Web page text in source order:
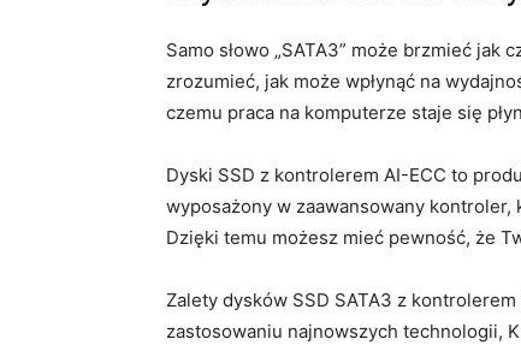
Samo słowo „SATA3” może brzmieć
zrozumieć, jak może ⁢wpłynąć na
czemu praca ‌na komputerze‍ staje się
Dyski ⁣SSD z kontrolerem AI-ECC to⁢
wyposażony w zaawansowany‌
Dzięki temu możesz mieć pewność, ​że
Zalety dysków SSD ⁣SATA3⁢ z
zastosowaniu ⁤najnowszych technologii,⁢